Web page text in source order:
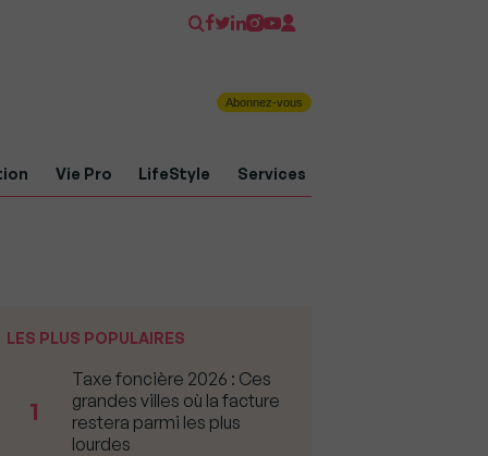
Abonnez-vous
Vie Pro LifeStyle Services
LES PLUS POPULAIRES
1
Taxe foncière 2026 : Ces
grandes villes où la facture
restera parmi les plus
lourdes